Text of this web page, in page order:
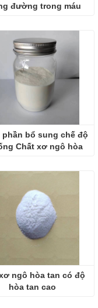
đường trong máu
phần bổ sung chế độ
Chất xơ ngô hòa
ngô hòa tan có độ
hòa tan cao